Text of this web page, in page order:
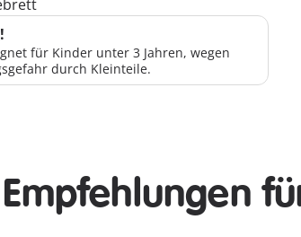
für Kinder unter 3 Jahren, wegen
durch Kleinteile.